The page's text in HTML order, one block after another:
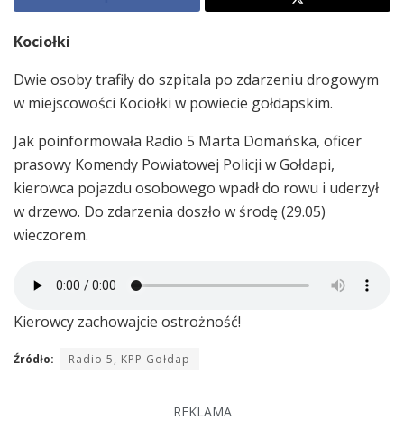
Kociołki
Dwie osoby trafiły do szpitala po zdarzeniu drogowym
w miejscowości Kociołki w powiecie gołdapskim.
Jak poinformowała Radio 5 Marta Domańska, oficer
prasowy Komendy Powiatowej Policji w Gołdapi,
kierowca pojazdu osobowego wpadł do rowu i uderzył
w drzewo. Do zdarzenia doszło w środę (29.05)
wieczorem.
Kierowcy zachowajcie ostrożność!
Źródło: Radio 5, KPP Gołdap
REKLAMA